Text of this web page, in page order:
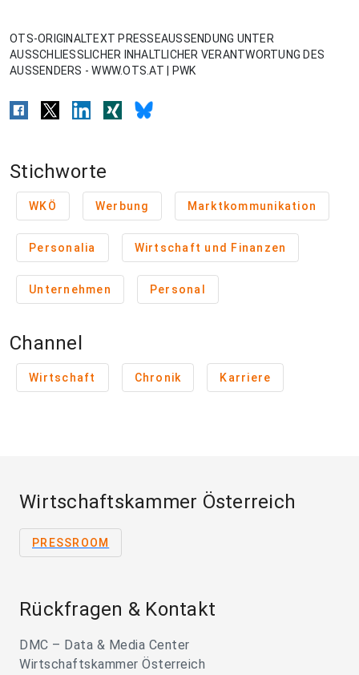
OTS-ORIGINALTEXT PRESSEAUSSENDUNG UNTER
AUSSCHLIESSLICHER INHALTLICHER VERANTWORTUNG DES
AUSSENDERS - WWW.OTS.AT | PWK
Stichworte
WKÖ Werbung Marktkommunikation
Personalia Wirtschaft und Finanzen
Unternehmen Personal
Channel
Wirtschaft Chronik Karriere
Wirtschaftskammer Österreich
PRESSROOM
Rückfragen & Kontakt
DMC – Data & Media Center
Wirtschaftskammer Österreich